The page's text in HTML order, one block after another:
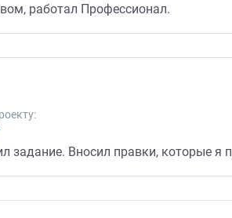
работал Профессионал.
задание. Вносил правки, которые